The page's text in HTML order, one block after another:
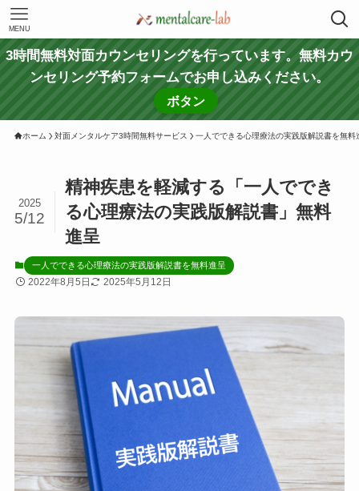
MENU
3時間無料対面カウンセリングを行っています。無料カウ
ンセリング予約フォームでお申し込みください。
ボタン
ホーム 対面メンタルケア3時間無料サービス 一人でできる心理療法の実践版解説書を無料
精神疾患を軽減する「一人ででき
る心理療法の実践版解説書」無料
進呈
2025
5/12
一人でできる心理療法の実践版解説書を無料進呈
2022年8月5日 2025年5月12日